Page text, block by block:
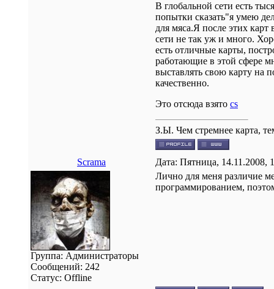
В глобальной сети есть
попытки сказать"я умею
для мяса.Я после этих
сети не так уж и много.
есть отличные карты,
работающие в этой сфере
выставлять свою карту на
качественно.
Это отсюда взято cs
З.Ы. Чем стремнее карта,
Scrama Дата: Пятница, 14.11.2008,
Группа: Администраторы
Сообщений: 242
Статус: Offline
Лично для меня различие
программированием,